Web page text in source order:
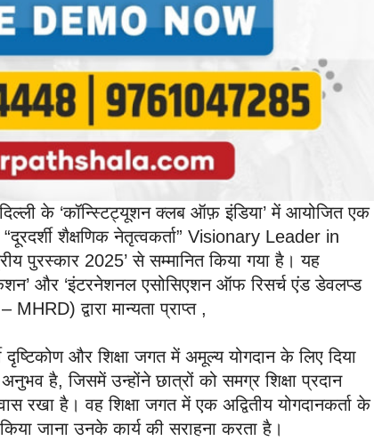
के ‘कॉन्स्टिट्यूशन क्लब ऑफ़ इंडिया’ में आयोजित एक
शैक्षणिक नेतृत्वकर्ता” Visionary Leader in
पुरस्कार 2025’ से सम्मानित किया गया है। यह
और ‘इंटरनेशनल एसोसिएशन ऑफ रिसर्च एंड डेवलप्ड
द्वारा मान्यता प्राप्त ,
और शिक्षा जगत में अमूल्य योगदान के लिए दिया
है, जिसमें उन्होंने छात्रों को समग्र शिक्षा प्रदान
रखा है। वह शिक्षा जगत में एक अद्वितीय योगदानकर्ता के
जाना उनके कार्य की सराहना करता है।